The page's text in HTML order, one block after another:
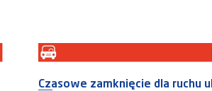
Czasowe zamknięcie dla ruchu